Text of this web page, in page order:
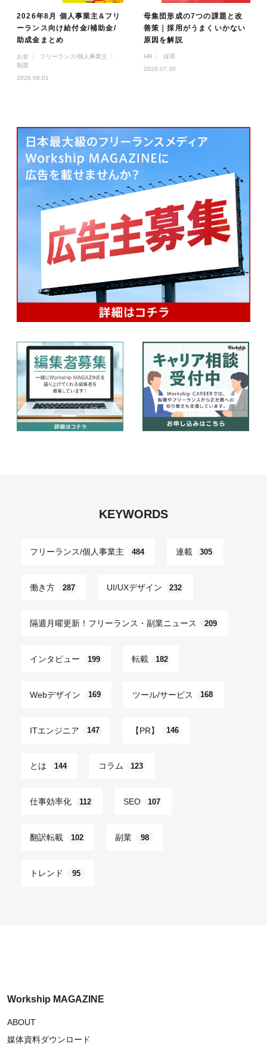
2026年8月 個人事業主&フリ
ーランス向け給付金/補助金/
助成金まとめ
お金
フリーランス/個人事業主
制度
2026.08.01
母集団形成の7つの課題と改
善策｜採用がうまくいかない
原因を解説
HR
採用
2026.07.30
KEYWORDS
フリーランス/個人事業主 484 連載 305
働き方 287 UI/UXデザイン 232
隔週月曜更新！フリーランス・副業ニュース 209
インタビュー 199 転載 182
Webデザイン 169 ツール/サービス 168
ITエンジニア 147 【PR】 146
とは 144 コラム 123
仕事効率化 112 SEO 107
翻訳転載 102 副業 98
トレンド 95
Workship MAGAZINE
ABOUT
媒体資料ダウンロード